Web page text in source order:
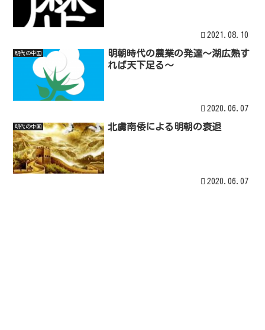
2021.08.10
明代の中国
明朝時代の農業の発達～湖広熟す
れば天下足る～
2020.06.07
明代の中国 北虜南倭による明朝の衰退
2020.06.07